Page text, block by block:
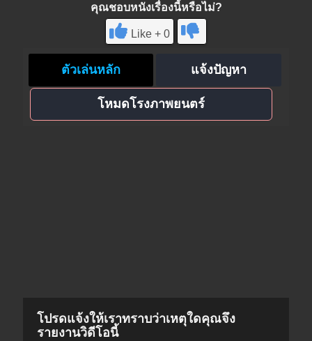
คุณชอบหนังเรื่องนี้หรือไม่?
Like + 0
ตัวเล่นหลัก แจ้งปัญหา
โหมดโรงภาพยนตร์
โปรดแจ้งให้เราทราบว่าเหตุใดคุณจึง
รายงานวิดีโอนี้